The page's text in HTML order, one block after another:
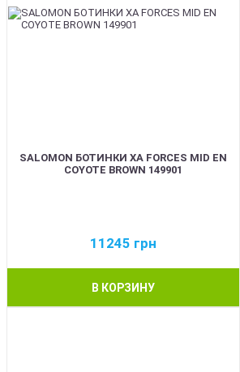
SALOMON БОТИНКИ XA FORCES MID EN
COYOTE BROWN 149901
11245 грн
В КОРЗИНУ